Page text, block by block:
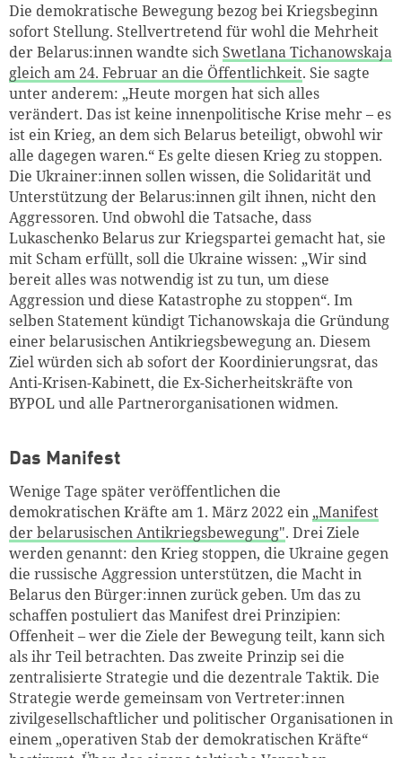
Die demokratische Bewegung bezog bei Kriegsbeginn
sofort Stellung. Stellvertretend für wohl die Mehrheit
der Belarus:innen wandte sich Swetlana Tichanowskaja
gleich am 24. Februar an die Öffentlichkeit. Sie sagte
unter anderem: „Heute morgen hat sich alles
verändert. Das ist keine innenpolitische Krise mehr – es
ist ein Krieg, an dem sich Belarus beteiligt, obwohl wir
alle dagegen waren.“ Es gelte diesen Krieg zu stoppen.
Die Ukrainer:innen sollen wissen, die Solidarität und
Unterstützung der Belarus:innen gilt ihnen, nicht den
Aggressoren. Und obwohl die Tatsache, dass
Lukaschenko Belarus zur Kriegspartei gemacht hat, sie
mit Scham erfüllt, soll die Ukraine wissen: „Wir sind
bereit alles was notwendig ist zu tun, um diese
Aggression und diese Katastrophe zu stoppen“. Im
selben Statement kündigt Tichanowskaja die Gründung
einer belarusischen Antikriegsbewegung an. Diesem
Ziel würden sich ab sofort der Koordinierungsrat, das
Anti-Krisen-Kabinett, die Ex-Sicherheitskräfte von
BYPOL und alle Partnerorganisationen widmen.
Das Manifest
Wenige Tage später veröffentlichen die
demokratischen Kräfte am 1. März 2022 ein „Manifest
der belarusischen Antikriegsbewegung". Drei Ziele
werden genannt: den Krieg stoppen, die Ukraine gegen
die russische Aggression unterstützen, die Macht in
Belarus den Bürger:innen zurück geben. Um das zu
schaffen postuliert das Manifest drei Prinzipien:
Offenheit – wer die Ziele der Bewegung teilt, kann sich
als ihr Teil betrachten. Das zweite Prinzip sei die
zentralisierte Strategie und die dezentrale Taktik. Die
Strategie werde gemeinsam von Vertreter:innen
zivilgesellschaftlicher und politischer Organisationen in
einem „operativen Stab der demokratischen Kräfte“